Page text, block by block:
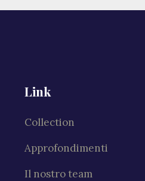
Link
Collection
Approfondimenti
Il nostro team